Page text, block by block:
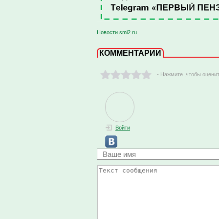
Новости smi2.ru
КОММЕНТАРИИ
- Нажмите ,чтобы
Войти